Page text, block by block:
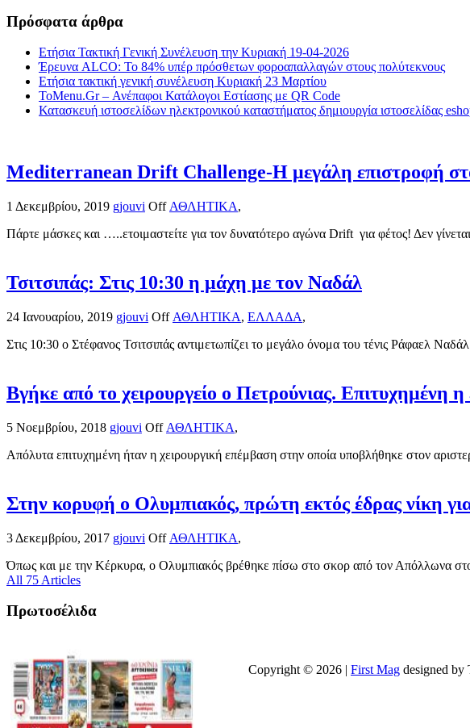
Πρόσφατα άρθρα
Ετήσια Τακτική Γενική Συνέλευση την Κυριακή 19-04-2026
Έρευνα ALCO: Το 84% υπέρ πρόσθετων φοροαπαλλαγών στους πολύτεκνους
Ετήσια τακτική γενική συνέλευση Κυριακή 23 Μαρτίου
ToMenu.Gr – Ανέπαφοι Κατάλογοι Εστίασης με QR Code
Κατασκευή ιστοσελίδων ηλεκτρονικού καταστήματος δημιουργία ιστοσελίδας
Mediterranean Drift Challenge-Η μεγάλη επιστροφή
1 Δεκεμβρίου, 2019 gjouvi Off ΑΘΛΗΤΙΚΑ,
Πάρτε μάσκες και …..ετοιμαστείτε για τον δυνατότερο αγώνα Drift για φέτος! Δεν
Τσιτσιπάς: Στις 10:30 η μάχη με τον Ναδάλ
24 Ιανουαρίου, 2019 gjouvi Off ΑΘΛΗΤΙΚΑ, ΕΛΛΑΔΑ,
Στις 10:30 ο Στέφανος Τσιτσιπάς αντιμετωπίζει το μεγάλο όνομα του τένις Ράφαελ
Βγήκε από το χειρουργείο ο Πετρούνιας. Επιτυχημένη
5 Νοεμβρίου, 2018 gjouvi Off ΑΘΛΗΤΙΚΑ,
Απόλυτα επιτυχημένη ήταν η χειρουργική επέμβαση στην οποία υποβλήθηκε στον
Στην κορυφή ο Ολυμπιακός, πρώτη εκτός έδρας νίκη
3 Δεκεμβρίου, 2017 gjouvi Off ΑΘΛΗΤΙΚΑ,
Όπως και με την Κέρκυρα, ο Ολυμπιακός βρέθηκε πίσω στο σκορ από τον Απόλλωνα
All 75 Articles
Πρωτοσέλιδα
Copyright © 2026 | First Mag designed by